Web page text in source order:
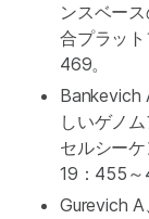
ンスベー
合プラッ
469。
Bankevich
しいゲノ
セルシー
19：455～
Gurevich